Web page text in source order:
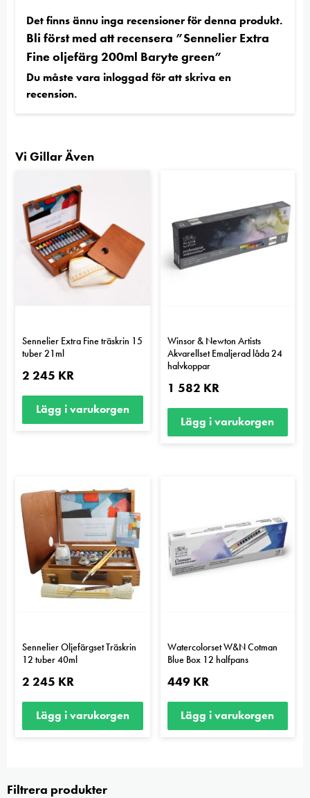
Det finns ännu inga recensioner för denna produkt.
Bli först med att recensera ”Sennelier Extra
Fine oljefärg 200ml Baryte green”
Du måste varainloggad för att skriva en
recension.
Vi Gillar Även
Sennelier Extra Fine träskrin 15
tuber 21ml
2 245 KR
Lägg i varukorgen
Winsor & Newton Artists
Akvarellset Emaljerad låda 24
halvkoppar
1 582 KR
Lägg i varukorgen
Sennelier Oljefärgset Träskrin
12 tuber 40ml
2 245 KR
Lägg i varukorgen
Watercolorset W&N Cotman
Blue Box 12 halfpans
449 KR
Lägg i varukorgen
Filtrera produkter